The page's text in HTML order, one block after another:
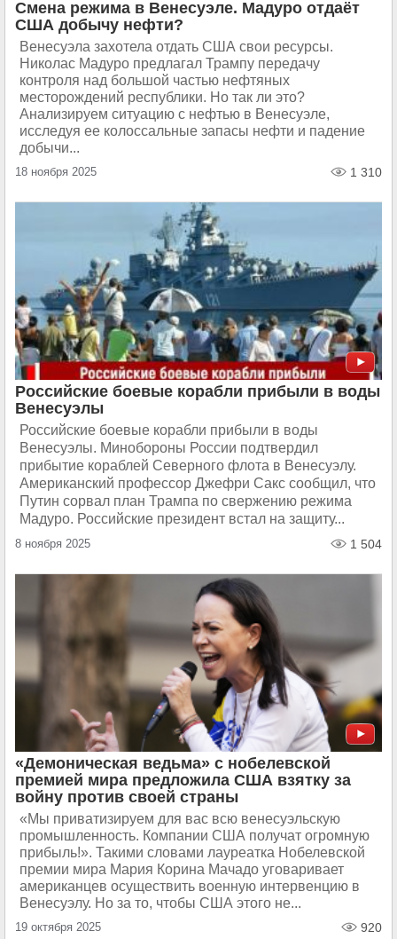
Смена режима в Венесуэле. Мадуро отдаёт
США добычу нефти?
Венесуэла захотела отдать США свои ресурсы.
Николас Мадуро предлагал Трампу передачу
контроля над большой частью нефтяных
месторождений республики. Но так ли это?
Анализируем ситуацию с нефтью в Венесуэле,
исследуя ее колоссальные запасы нефти и падение
добычи...
18 ноября 2025 1 310
Российские боевые корабли прибыли в воды
Венесуэлы
Российские боевые корабли прибыли в воды
Венесуэлы. Минобороны России подтвердил
прибытие кораблей Северного флота в Венесуэлу.
Американский профессор Джефри Сакс сообщил, что
Путин сорвал план Трампа по свержению режима
Мадуро. Российские президент встал на защиту...
8 ноября 2025 1 504
«Демоническая ведьма» с нобелевской
премией мира предложила США взятку за
войну против своей страны
«Мы приватизируем для вас всю венесуэльскую
промышленность. Компании США получат огромную
прибыль!». Такими словами лауреатка Нобелевской
премии мира Мария Корина Мачадо уговаривает
американцев осуществить военную интервенцию в
Венесуэлу. Но за то, чтобы США этого не...
19 октября 2025 920